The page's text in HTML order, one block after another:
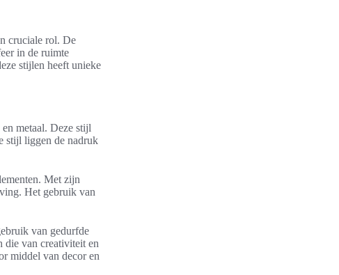
cruciale rol. De
in de ruimte
stijlen heeft unieke
metaal. Deze stijl
stijl liggen de nadruk
Met zijn
Het gebruik van
van gedurfde
die van creativiteit en
middel van decor en